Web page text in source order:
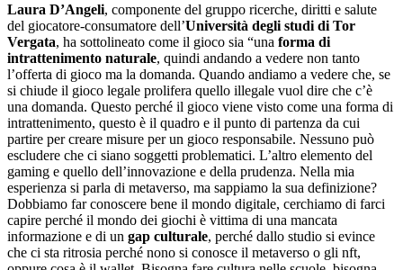
Laura D’Angeli, componente del gruppo ricerche, diritti e salute
del giocatore-consumatore dell’Università degli studi di Tor
Vergata, ha sottolineato come il gioco sia “una forma di
intrattenimento naturale, quindi andando a vedere non tanto
l’offerta di gioco ma la domanda. Quando andiamo a vedere che, se
si chiude il gioco legale prolifera quello illegale vuol dire che c’è
una domanda. Questo perché il gioco viene visto come una forma di
intrattenimento, questo è il quadro e il punto di partenza da cui
partire per creare misure per un gioco responsabile. Nessuno può
escludere che ci siano soggetti problematici. L’altro elemento del
gaming e quello dell’innovazione e della prudenza. Nella mia
esperienza si parla di metaverso, ma sappiamo la sua definizione?
Dobbiamo far conoscere bene il mondo digitale, cerchiamo di farci
capire perché il mondo dei giochi è vittima di una mancata
informazione e di un gap culturale, perché dallo studio si evince
che ci sta ritrosia perché nono si conosce il metaverso o gli nft,